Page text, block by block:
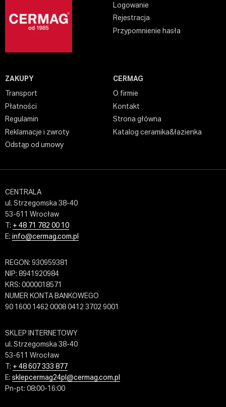
Logowanie
Rejestracja
Przypomnienie hasła
ZAKUPY
Transport
Płatności
Regulamin
Reklamacje i zwroty
Odstąp od umowy
CERMAG
O firmie
Kontakt
Strona główna
Katalog ceramika&łazienka
CENTRALA
ul. Strzegomska 38-40
53-611 Wrocław
T: + 48 71 782 00 10
E: info@cermag.com.pl
REGON: 930959381
NIP: 8941920984
KRS: 0000018571
NUMER KONTA BANKOWEGO
90 1600 1462 0008 0412 3702 9001
SKLEP INTERNETOWY
ul. Strzegomska 38-40
53-611 Wrocław
T: + 48 607 333 877
E: sklepcermag24pl@cermag.com.pl
Pn-pt: 08:00-16:00